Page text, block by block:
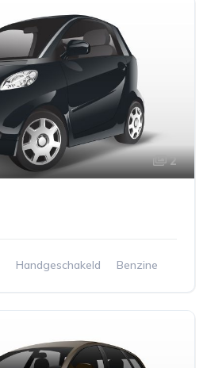
2
Handgeschakeld
Benzine